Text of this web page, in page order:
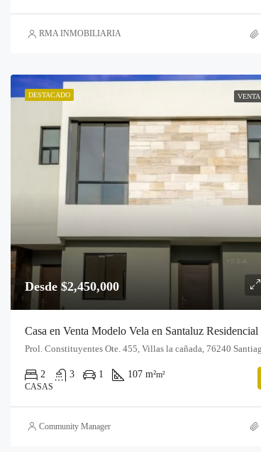
RMA INMOBILIARIA
DESTACADO VENTA
Desde $2,450,000
2 3 1 107 m²m²
CASAS
Community Manager